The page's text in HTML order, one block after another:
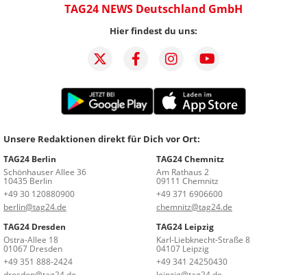
TAG24 NEWS Deutschland GmbH
Hier findest du uns:
Unsere Redaktionen direkt für Dich vor Ort:
TAG24 Berlin
Schönhauser Allee 36
10435 Berlin
+49 30 120880900
berlin@tag24.de
TAG24 Chemnitz
Am Rathaus 2
09111 Chemnitz
+49 371 6906600
chemnitz@tag24.de
TAG24 Dresden
Ostra-Allee 18
01067 Dresden
+49 351 888-2424
TAG24 Leipzig
Karl-Liebknecht-Straße 8
04107 Leipzig
+49 341 24250430